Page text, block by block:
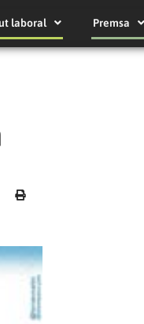
laboral Premsa